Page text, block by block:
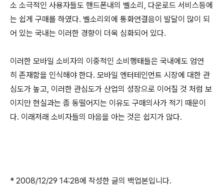
소 소극적인 사용자들도 핸드폰내의 벨소리, 다운로드 서비스등에
는 쉽게 구매를 하였다. 벨소리외에 통화연결음이 발달이 많이 되
어 있는 국내는 이러한 경향이 더욱 심화되어 있다.
이러한 모바일 소비자의 이중적인 소비행태들은 국내에도 엄연
히 존재함을 인식해야 한다. 모바일 엔터테인먼트 시장에 대한 관
심도가 높고, 이러한 관심도가 산업의 성장으로 이어질 것 처럼 보
이지만 현실과는 좀 동떨어지는 이유도 구매의사가 적기 때문이
다. 이래저래 소비자들의 마음을 아는 것은 쉽지가 않다.
* 2008/12/29 14:28에 작성한 글의 백업본입니다.